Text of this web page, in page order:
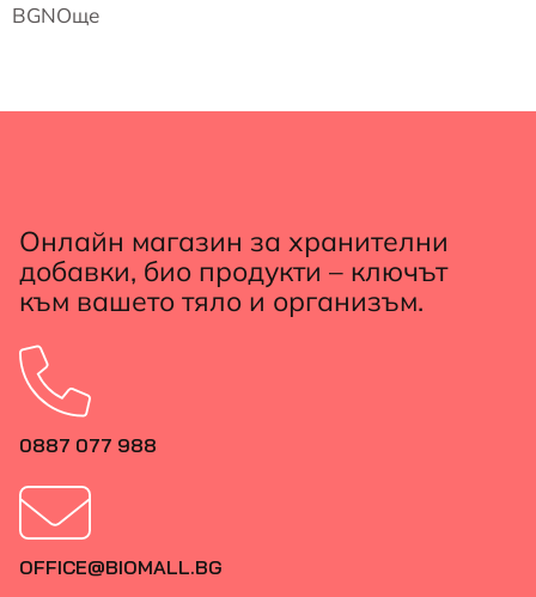
BGNОще
Онлайн магазин за хранителни
добавки, био продукти – ключът
към вашето тяло и организъм.
0887 077 988
OFFICE@BIOMALL.BG